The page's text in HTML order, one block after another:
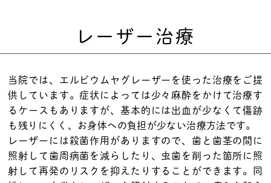
レーザー治療
当院では、エルビウムヤグレーザーを使った治療をご提
供しています。症状によっては少々麻酔をかけて治療す
るケースもありますが、基本的には出血が少なくて傷跡
も残りにくく、お身体への負担が少ない治療方法です。
レーザーには殺菌作用がありますので、歯と歯茎の間に
照射して歯周病菌を減らしたり、虫歯を削った箇所に照
射して再発のリスクを抑えたりすることができます。同